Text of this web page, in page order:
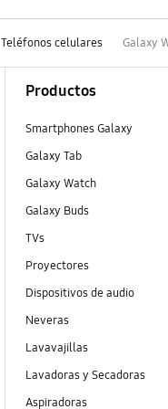
Teléfonos celulares Galaxy
Productos
Smartphones Galaxy
Galaxy Tab
Galaxy Watch
Galaxy Buds
TVs
Proyectores
Dispositivos de audio
Neveras
Lavavajillas
Lavadoras y Secadoras
Aspiradoras